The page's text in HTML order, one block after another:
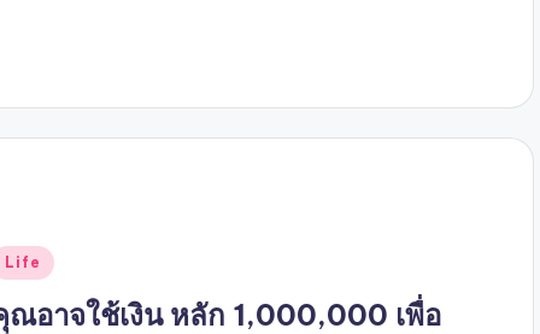
Life
ณอาจใช้เงิน หลัก 1,000,000 เพื่อ